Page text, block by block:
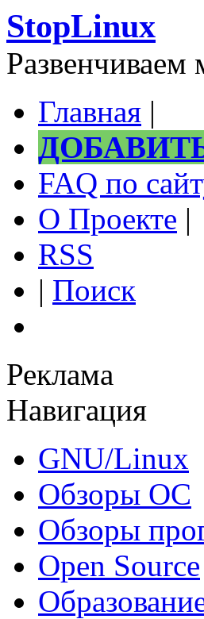
StopLinux
Главная |
FAQ по
О Проекте |
RSS
| Поиск
Реклама
Навигация
GNU/Linux
Обзоры ОС
Обзоры
Open Source